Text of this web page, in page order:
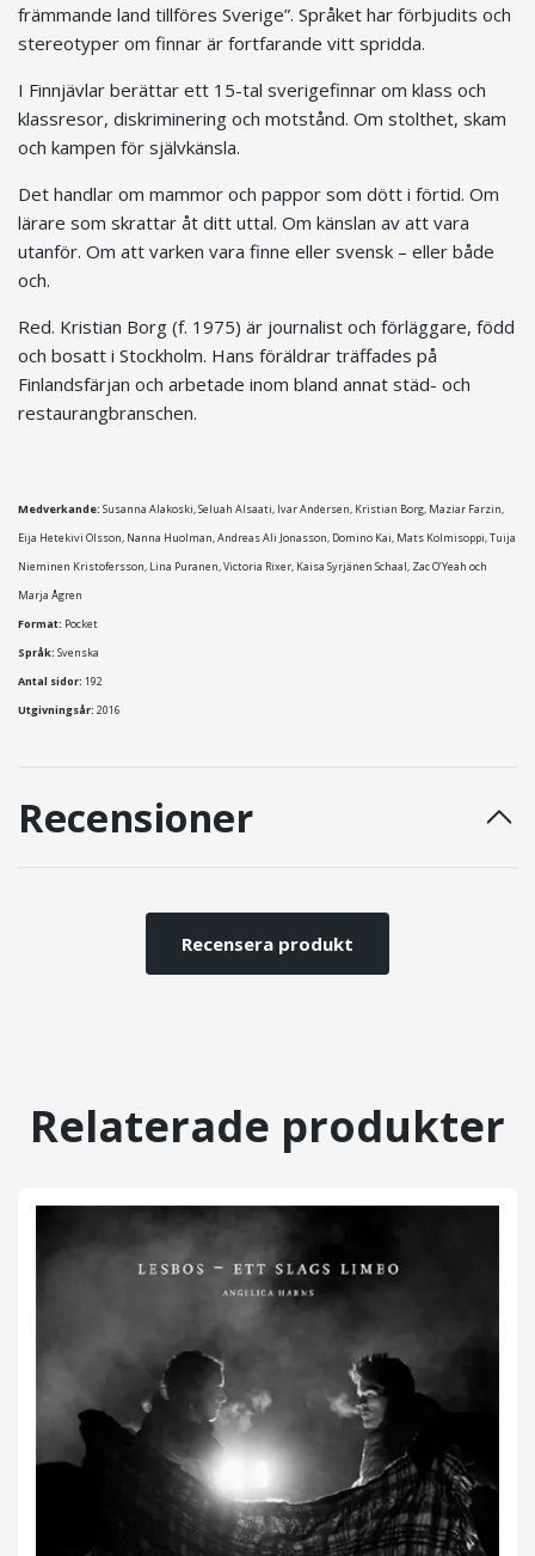
främmande land tillföres Sverige”. Språket har förbjudits och
stereotyper om finnar är fortfarande vitt spridda.
I Finnjävlar berättar ett 15-tal sverigefinnar om klass och
klassresor, diskriminering och motstånd. Om stolthet, skam
och kampen för självkänsla.
Det handlar om mammor och pappor som dött i förtid. Om
lärare som skrattar åt ditt uttal. Om känslan av att vara
utanför. Om att varken vara finne eller svensk – eller både
och.
Red. Kristian Borg (f. 1975) är journalist och förläggare, född
och bosatt i Stockholm. Hans föräldrar träffades på
Finlandsfärjan och arbetade inom bland annat städ- och
restaurangbranschen.
Medverkande: Susanna Alakoski, Seluah Alsaati, Ivar Andersen, Kristian Borg, Maziar Farzin,
Eija Hetekivi Olsson, Nanna Huolman, Andreas Ali Jonasson, Domino Kai, Mats Kolmisoppi, Tuija
Nieminen Kristofersson, Lina Puranen, Victoria Rixer, Kaisa Syrjänen Schaal, Zac O’Yeah och
Marja Ågren
Format: Pocket
Språk: Svenska
Antal sidor: 192
Utgivningsår: 2016
Recensioner
Recensera produkt
Relaterade produkter